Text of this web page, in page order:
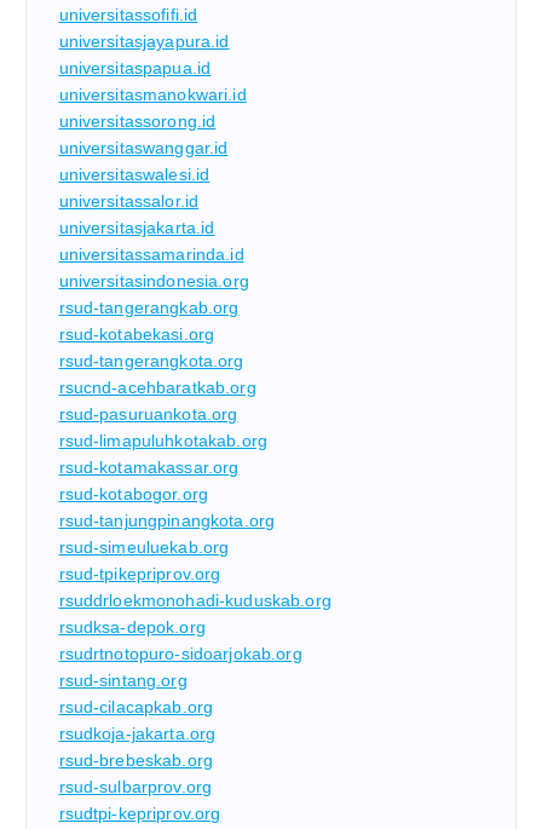
universitassofifi.id
universitasjayapura.id
universitaspapua.id
universitasmanokwari.id
universitassorong.id
universitaswanggar.id
universitaswalesi.id
universitassalor.id
universitasjakarta.id
universitassamarinda.id
universitasindonesia.org
rsud-tangerangkab.org
rsud-kotabekasi.org
rsud-tangerangkota.org
rsucnd-acehbaratkab.org
rsud-pasuruankota.org
rsud-limapuluhkotakab.org
rsud-kotamakassar.org
rsud-kotabogor.org
rsud-tanjungpinangkota.org
rsud-simeuluekab.org
rsud-tpikepriprov.org
rsuddrloekmonohadi-kuduskab.org
rsudksa-depok.org
rsudrtnotopuro-sidoarjokab.org
rsud-sintang.org
rsud-cilacapkab.org
rsudkoja-jakarta.org
rsud-brebeskab.org
rsud-sulbarprov.org
rsudtpi-kepriprov.org